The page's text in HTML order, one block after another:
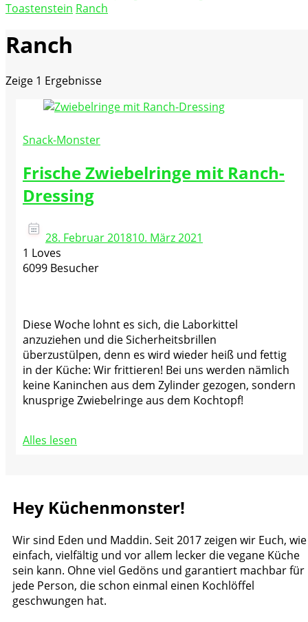
Toastenstein.com
Toastenstein Ranch
Ranch
Zeige 1 Ergebnisse
Snack-Monster
Frische Zwiebelringe mit Ranch-
Dressing
28. Februar 201810. März 2021
1 Loves
6099 Besucher
Diese Woche lohnt es sich, die Laborkittel
anzuziehen und die Sicherheitsbrillen
überzustülpen, denn es wird wieder heiß und fettig
in der Küche: Wir frittieren! Bei uns werden nämlich
keine Kaninchen aus dem Zylinder gezogen, sondern
knusprige Zwiebelringe aus dem Kochtopf!
Alles lesen
Hey Küchenmonster!
Wir sind Eden und Maddin. Seit 2017 zeigen wir Euch, wie
einfach, vielfältig und vor allem lecker die vegane Küche
sein kann. Ohne viel Gedöns und garantiert machbar für
jede Person, die schon einmal einen Kochlöffel
geschwungen hat.